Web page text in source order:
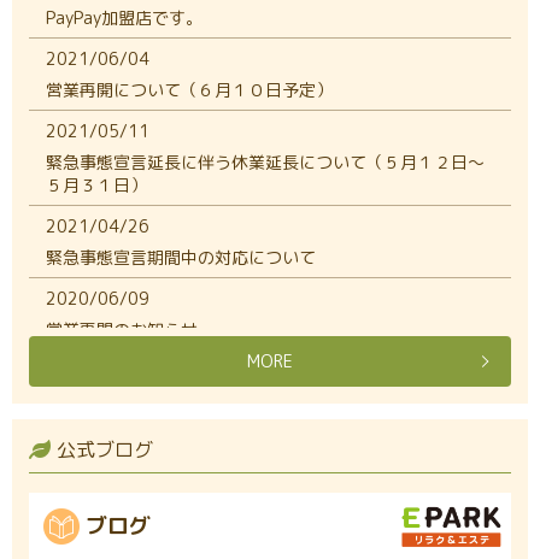
PayPay加盟店です。
2021/06/04
営業再開について（６月１０日予定）
2021/05/11
緊急事態宣言延長に伴う休業延長について（５月１２日～
５月３１日）
2021/04/26
緊急事態宣言期間中の対応について
2020/06/09
営業再開のお知らせ
緊急事態宣言延長に伴う休業延長について
2020/04/10
緊急事態宣言を受け
2020/03/24
新型コロナウィルス感染拡大防止のために
MORE
公式ブログ
ブログ